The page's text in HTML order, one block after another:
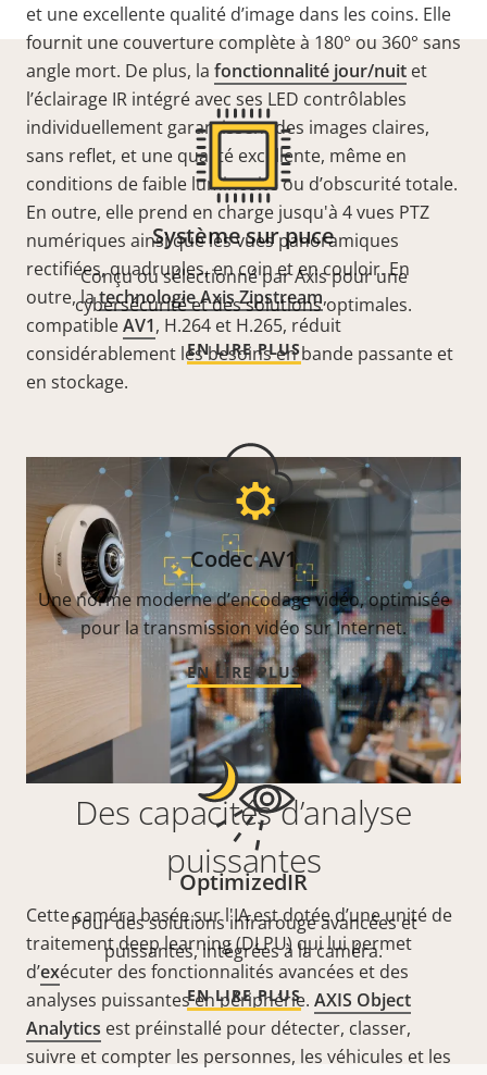
et une excellente qualité d’image dans les coins. Elle
fournit une couverture complète à 180° ou 360° sans
angle mort. De plus, la fonctionnalité jour/nuit et
l’éclairage IR intégré avec ses LED contrôlables
individuellement garantissent des images claires,
sans reflet, et une qualité excellente, même en
conditions de faible luminosité ou d’obscurité totale.
En outre, elle prend en charge jusqu'à 4 vues PTZ
numériques ainsi que les vues panoramiques
rectifiées, quadruples, en coin et en couloir. En
outre, latechnologie Axis Zipstream,
compatibleAV1, H.264 et H.265, réduit
considérablement les besoins en bande passante et
en stockage.
Des capacités d’analyse
puissantes
Cette caméra basée sur l'IA est dotée d’une unité de
traitement deep learning (DLPU) qui lui permet
d’exécuter des fonctionnalités avancées et des
analyses puissantes en périphérie. AXIS Object
Analytics est préinstallé pour détecter, classer,
suivre et compter les personnes, les véhicules et les
Système sur puce
Conçu ou sélectionné par Axis pour une
cybersécurité et des solutions optimales.
EN LIRE PLUS
Codec AV1
Une norme moderne d’encodage vidéo, optimisée
pour la transmission vidéo sur Internet.
EN LIRE PLUS
OptimizedIR
Pour des solutions infrarouge avancées et
puissantes, intégrées à la caméra.
EN LIRE PLUS